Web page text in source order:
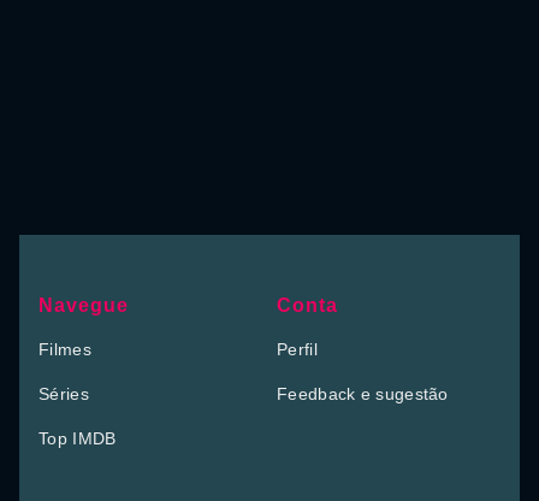
Navegue
Filmes
Séries
Top IMDB
Conta
Perfil
Feedback e sugestão